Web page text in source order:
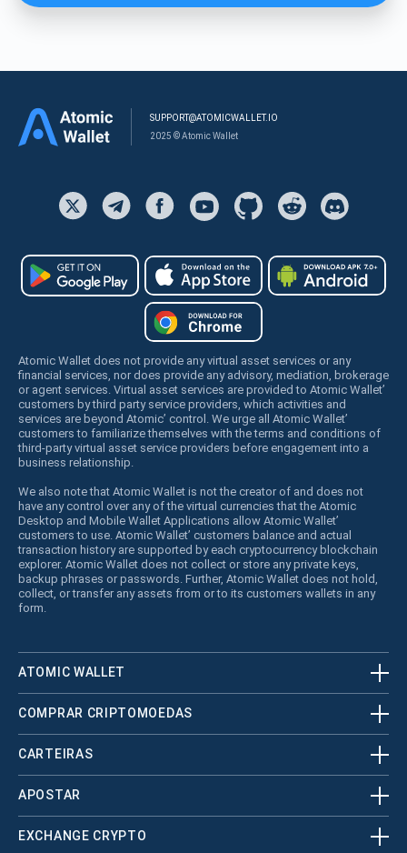
SUPPORT@ATOMICWALLET.IO
2025 © Atomic Wallet
Atomic Wallet does not provide any virtual asset services or any
financial services, nor does provide any advisory, mediation, brokerage
or agent services. Virtual asset services are provided to Atomic Wallet’
customers by third party service providers, which activities and
services are beyond Atomic’ control. We urge all Atomic Wallet’
customers to familiarize themselves with the terms and conditions of
third-party virtual asset service providers before engagement into a
business relationship.
We also note that Atomic Wallet is not the creator of and does not
have any control over any of the virtual currencies that the Atomic
Desktop and Mobile Wallet Applications allow Atomic Wallet’
customers to use. Atomic Wallet’ customers balance and actual
transaction history are supported by each cryptocurrency blockchain
explorer. Atomic Wallet does not collect or store any private keys,
backup phrases or passwords. Further, Atomic Wallet does not hold,
collect, or transfer any assets from or to its customers wallets in any
form.
ATOMIC WALLET
COMPRAR CRIPTOMOEDAS
CARTEIRAS
APOSTAR
EXCHANGE CRYPTO